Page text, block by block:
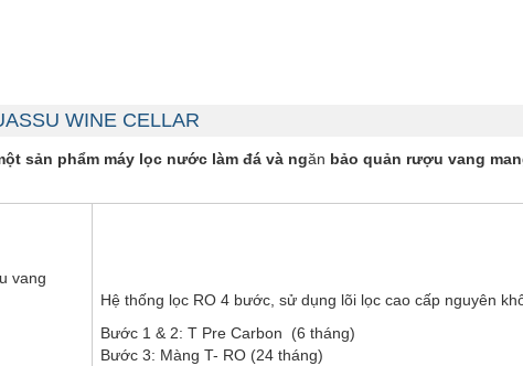
WINE CELLAR
sản phẩm máy lọc nước làm đá và ngăn bảo quản rượu vang
vang
Hệ thống lọc RO 4 bước, sử dụng lõi lọc cao cấp nguyên
Bước 1 & 2: T Pre Carbon (6 tháng)
Bước 3: Màng T- RO (24 tháng)